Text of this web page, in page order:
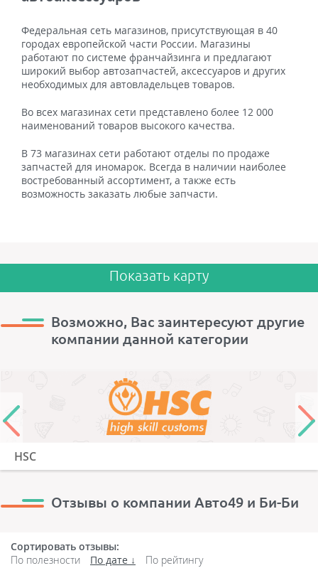
Федеральная сеть магазинов, присутствующая в 40
городах европейской части России. Магазины
работают по системе франчайзинга и предлагают
широкий выбор автозапчастей, аксессуаров и других
необходимых для автовладельцев товаров.
Во всех магазинах сети представлено более 12 000
наименований товаров высокого качества.
В 73 магазинах сети работают отделы по продаже
запчастей для иномарок. Всегда в наличии наиболее
востребованный ассортимент, а также есть
возможность заказать любые запчасти.
Показать карту
Возможно, Вас заинтересуют другие
компании данной категории
HSC
Отзывы о компании Авто49 и Би-Би
Сортировать отзывы:
По полезности
По дате По рейтингу